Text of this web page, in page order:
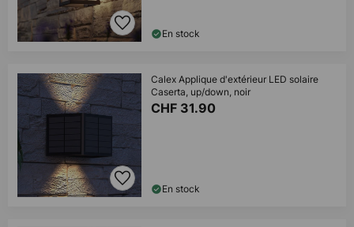
En stock
Calex Applique d'extérieur LED solaire
Caserta, up/down, noir
CHF 31.90
En stock